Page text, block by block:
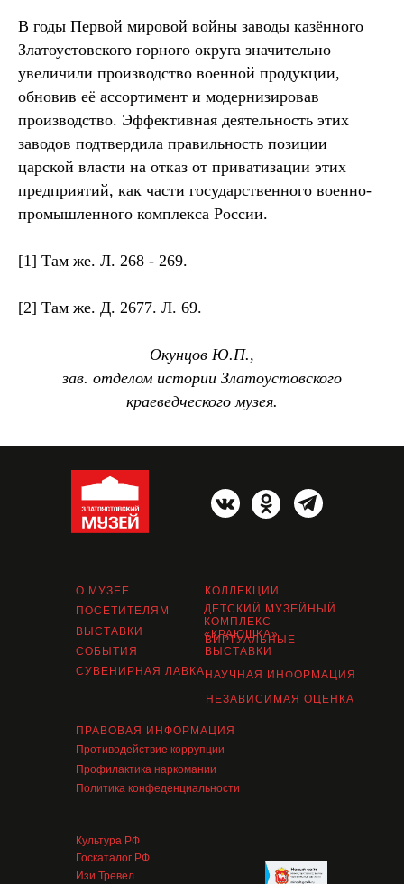
В годы Первой мировой войны заводы казённого
Златоустовского горного округа значительно
увеличили производство военной продукции,
обновив её ассортимент и модернизировав
производство. Эффективная деятельность этих
заводов подтвердила правильность позиции
царской власти на отказ от приватизации этих
предприятий, как части государственного военно-
промышленного комплекса России.
[1] Там же. Л. 268 - 269.
[2] Там же. Д. 2677. Л. 69.
Окунцов Ю.П.,
зав. отделом истории Златоустовского
краеведческого музея.
КОЛЛЕКЦИИ
ВИРТУАЛЬНЫЕ
ВЫСТАВКИ
НЕЗАВИСИМАЯ ОЦЕНКА
ДЕТСКИЙ МУЗЕЙНЫЙ
КОМПЛЕКС
«КРАЮШКА»
НАУЧНАЯ ИНФОРМАЦИЯ
Культура РФ
О МУЗЕЕ
ВЫСТАВКИ
СУВЕНИРНАЯ ЛАВКА
СОБЫТИЯ
ПОСЕТИТЕЛЯМ
ПРАВОВАЯ ИНФОРМАЦИЯ
Противодействие коррупции
Профилактика наркомании
Политика конфеденциальности
Госкаталог РФ
Изи.Тревел